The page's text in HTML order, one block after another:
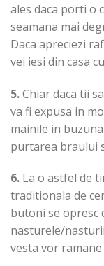
ales daca porti o
seamana mai
Daca apreciezi
vei iesi din casa
5.Chiar daca tii
va fi expusa in
mainile in
purtarea braului
6. La o astfel de
traditionala de
butoni se opresc
nasturele/
vesta vor